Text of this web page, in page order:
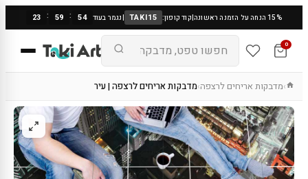
15% הנחה על הזמנה ראשונה |קוד קופון: TAKI15
|נגמר בעוד 23 : 59 : 54
0
›מדבקות אריחים לרצפה›מדבקות אריחים לרצפה | עיר